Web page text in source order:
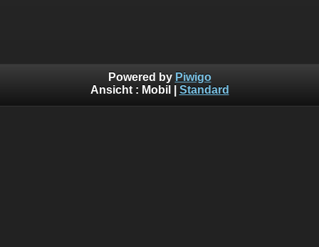
Powered by Piwigo
Ansicht : Mobil Standard